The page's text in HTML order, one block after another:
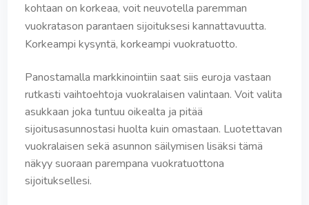
kohtaan on korkeaa, voit neuvotella paremman
vuokratason parantaen sijoituksesi kannattavuutta.
Korkeampi kysyntä, korkeampi vuokratuotto.
Panostamalla markkinointiin saat siis euroja vastaan
rutkasti vaihtoehtoja vuokralaisen valintaan. Voit valita
asukkaan joka tuntuu oikealta ja pitää
sijoitusasunnostasi huolta kuin omastaan. Luotettavan
vuokralaisen sekä asunnon säilymisen lisäksi tämä
näkyy suoraan parempana vuokratuottona
sijoituksellesi.